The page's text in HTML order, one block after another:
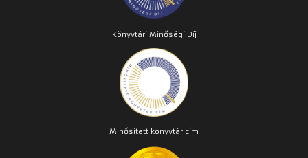
Könyvtári Minőségi Díj
Minősített könyvtár cím